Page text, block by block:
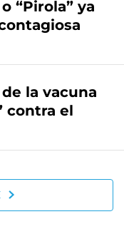
“Pirola” ya
la vacuna
contra el